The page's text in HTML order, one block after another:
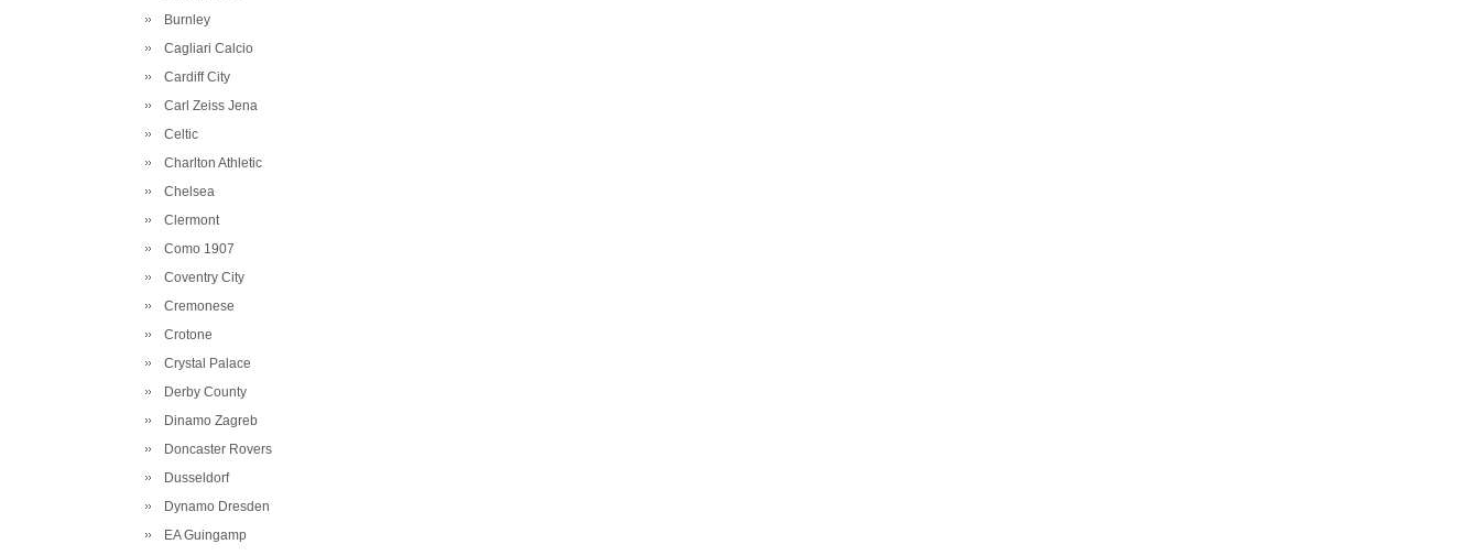
Burnley
Cagliari Calcio
Cardiff City
Carl Zeiss Jena
Celtic
Charlton Athletic
Chelsea
Clermont
Como 1907
Coventry City
Cremonese
Crotone
Crystal Palace
Derby County
Dinamo Zagreb
Doncaster Rovers
Dusseldorf
Dynamo Dresden
EA Guingamp